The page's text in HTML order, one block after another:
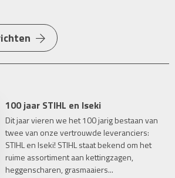
100 jaar STIHL en Iseki
Dit jaar vieren we het 100 jarig bestaan van
twee van onze vertrouwde leveranciers:
STIHL en Iseki! STIHL staat bekend om het
ruime assortiment aan kettingzagen,
heggenscharen, grasmaaiers...